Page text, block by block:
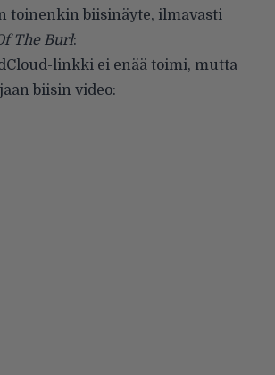
toinenkin biisinäyte, ilmavasti
The Burl:
linkki ei enää toimi, mutta
biisin video: